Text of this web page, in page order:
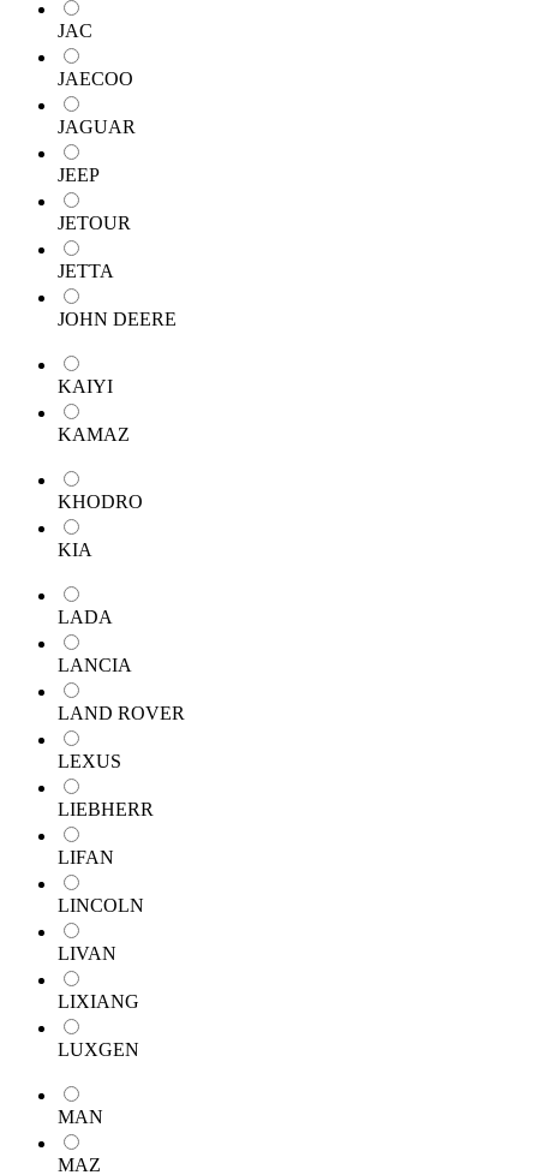
JAC
JAECOO
JAGUAR
JEEP
JETOUR
JETTA
JOHN DEERE
KAIYI
KAMAZ
KHODRO
KIA
LADA
LANCIA
LAND ROVER
LEXUS
LIEBHERR
LIFAN
LINCOLN
LIVAN
LIXIANG
LUXGEN
MAN
MAZ